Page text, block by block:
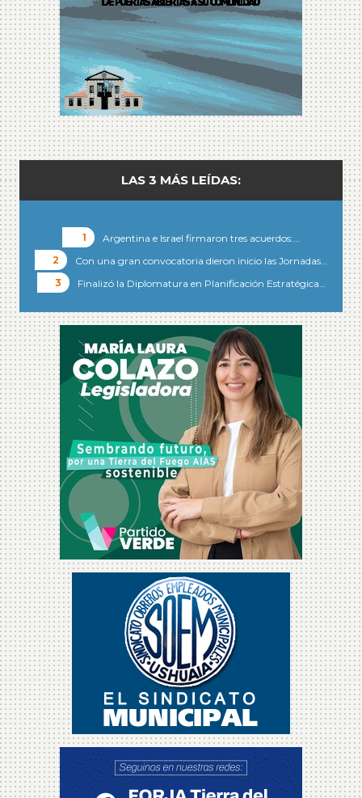
LAS 3 MÁS LEÍDAS:
Argentina e Israel firmaron tres acuerdos:…
Con una gran convocatoria dieron inicio las Jornadas…
Finalizó la Diplomatura en Planificación Estratégica…